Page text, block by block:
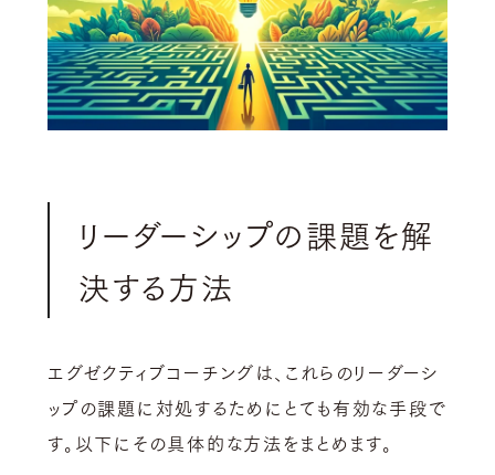
リーダーシップの課題を解
決する方法
エグゼクティブコーチングは、これらのリーダーシ
ップの課題に対処するためにとても有効な手段で
す。以下にその具体的な方法をまとめます。